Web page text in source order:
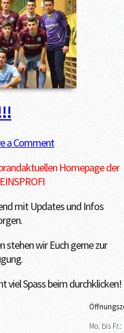
a Comment
Homepage der
mit Updates und Infos
stehen wir Euch gerne zur
viel Spass beim durchklicken!
Mo. bis